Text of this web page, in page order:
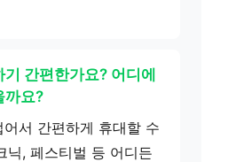
기 간편한가요? 어디에
까요?
서 간편하게 휴대할 수
닉, 페스티벌 등 어디든